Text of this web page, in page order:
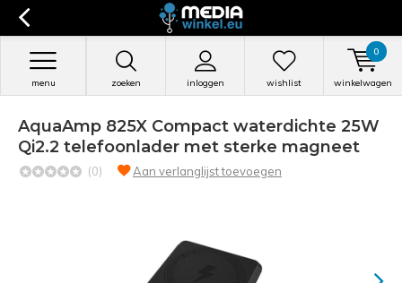
zoeken inloggen
menu wishlist winkelwagen
0
AquaAmp 825X Compact waterdichte 25W
Qi2.2 telefoonlader met sterke magneet
(0) Aan verlanglijst toevoegen